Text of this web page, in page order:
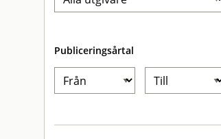
Publiceringsårtal